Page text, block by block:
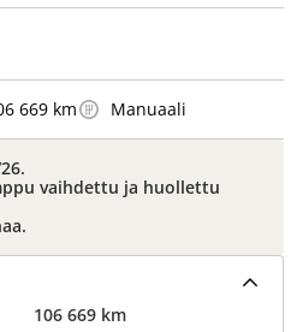
669 km Manuaali
vaihdettu ja huollettu
106 669 km